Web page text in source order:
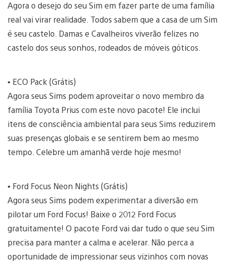
Agora o desejo do seu Sim em fazer parte de uma família
real vai virar realidade. Todos sabem que a casa de um Sim
é seu castelo. Damas e Cavalheiros viverão felizes no
castelo dos seus sonhos, rodeados de móveis góticos.
• ECO Pack (Grátis)
Agora seus Sims podem aproveitar o novo membro da
família Toyota Prius com este novo pacote! Ele inclui
itens de consciência ambiental para seus Sims reduzirem
suas presenças globais e se sentirem bem ao mesmo
tempo. Celebre um amanhã verde hoje mesmo!
• Ford Focus Neon Nights (Grátis)
Agora seus Sims podem experimentar a diversão em
pilotar um Ford Focus! Baixe o 2012 Ford Focus
gratuitamente! O pacote Ford vai dar tudo o que seu Sim
precisa para manter a calma e acelerar. Não perca a
oportunidade de impressionar seus vizinhos com novas